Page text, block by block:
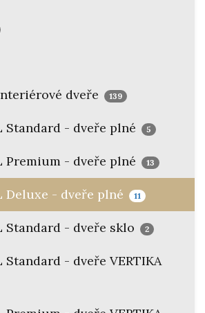
dveře 139
Standard - dveře plné 5
Premium - dveře plné 13
Deluxe - dveře plné 11
Standard - dveře sklo 2
Standard - dveře VERTIKA